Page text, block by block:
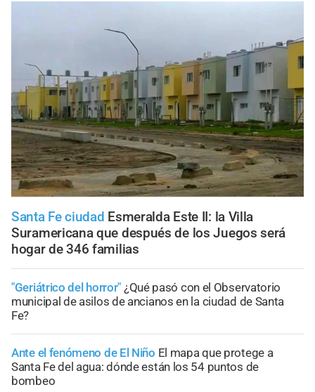
Santa Fe ciudad Esmeralda Este II: la Villa
Suramericana que después de los Juegos será
hogar de 346 familias
"Geriátrico del horror" ¿Qué pasó con el Observatorio
municipal de asilos de ancianos en la ciudad de Santa
Fe?
Ante el fenómeno de El Niño El mapa que protege a
Santa Fe del agua: dónde están los 54 puntos de
bombeo